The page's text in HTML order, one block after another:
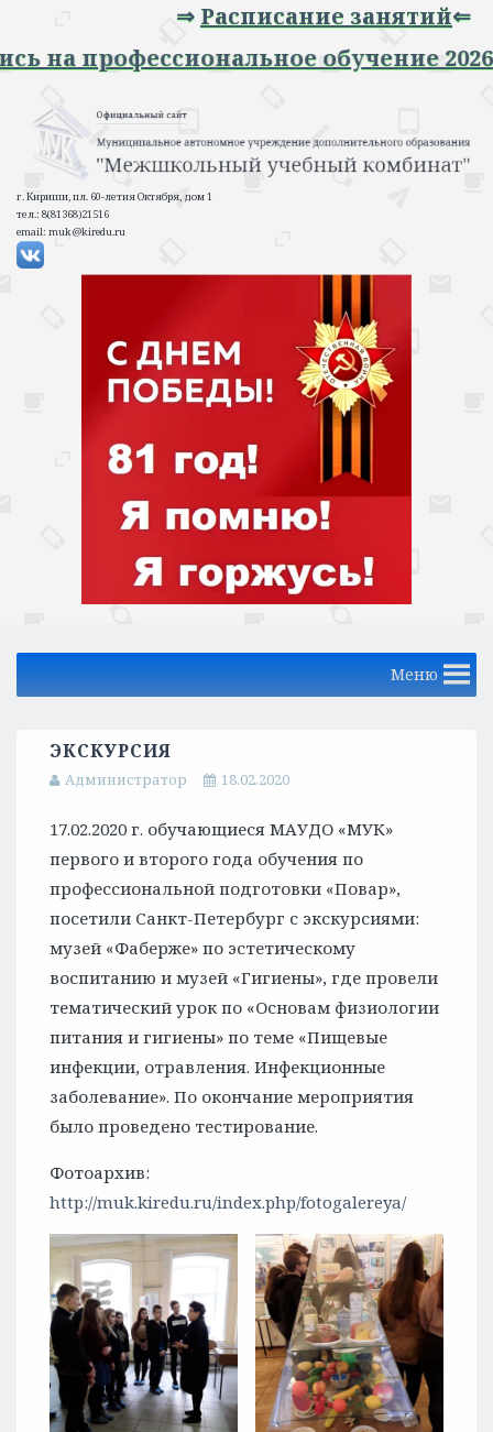
⇒Расписание занятий⇐
на профессиональное обучение
г. Кириши, пл. 60-летия Октября, дом 1
тел.: 8(81368)21516
email: muk@kiredu.ru
Меню
ЭКСКУРСИЯ
Администратор 18.02.2020
17.02.2020 г. обучающиеся МАУДО «МУК»
первого и второго года обучения по
профессиональной подготовки «Повар»,
посетили Санкт-Петербург с экскурсиями:
музей «Фаберже» по эстетическому
воспитанию и музей «Гигиены», где провели
тематический урок по «Основам физиологии
питания и гигиены» по теме «Пищевые
инфекции, отравления. Инфекционные
заболевание». По окончание мероприятия
было проведено тестирование.
Фотоархив:
http://muk.kiredu.ru/index.php/fotogalereya/